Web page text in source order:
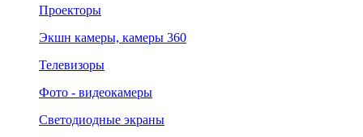
Проекторы
Экшн камеры, камеры 360
Телевизоры
Фото - видеокамеры
Светодиодные экраны